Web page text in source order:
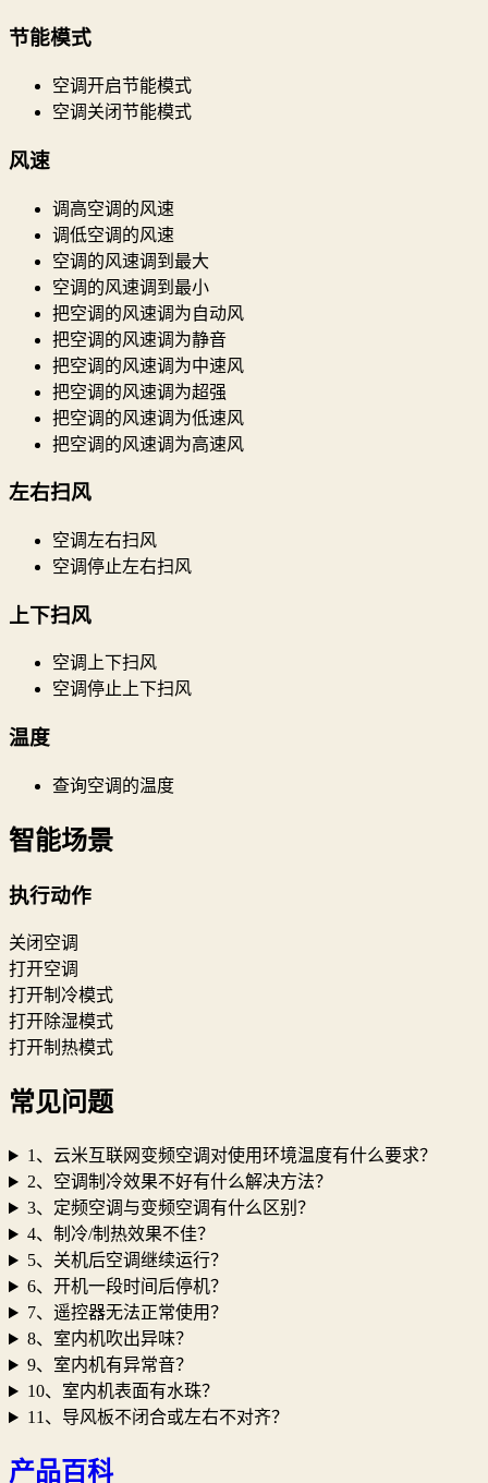
节能模式
空调开启节能模式
空调关闭节能模式
风速
调高空调的风速
调低空调的风速
空调的风速调到最大
空调的风速调到最小
把空调的风速调为自动风
把空调的风速调为静音
把空调的风速调为中速风
把空调的风速调为超强
把空调的风速调为低速风
把空调的风速调为高速风
左右扫风
空调左右扫风
空调停止左右扫风
上下扫风
空调上下扫风
空调停止上下扫风
温度
查询空调的温度
智能场景
执行动作
关闭空调
打开空调
打开制冷模式
打开除湿模式
打开制热模式
常见问题
1、云米互联网变频空调对使用环境温度有什么要求？
2、空调制冷效果不好有什么解决方法？
3、定频空调与变频空调有什么区别？
4、制冷/制热效果不佳？
5、关机后空调继续运行？
6、开机一段时间后停机？
7、遥控器无法正常使用？
8、室内机吹出异味？
9、室内机有异常音？
10、室内机表面有水珠？
11、导风板不闭合或左右不对齐？
产品百科